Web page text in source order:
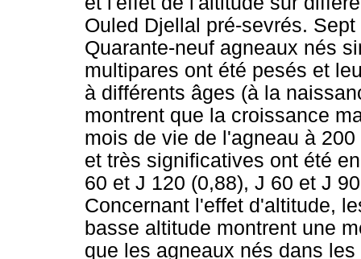
Ouled Djellal pré-sevrés.
Quarante-neuf agneaux nés
multipares ont été pesés et
à différents âges (à la
montrent que la croissance
mois de vie de l'agneau à
et très significatives ont été
60 et J 120 (0,88), J 60 et J
Concernant l'effet d'altitude,
basse altitude montrent une
que les agneaux nés dans